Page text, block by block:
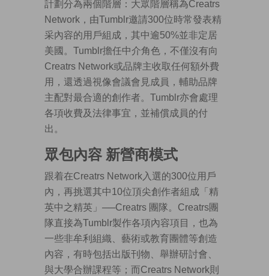
計劃分為兩個階層：大眾階層稱為Creatrs
Network，由Tumblr邀請300位時常發表精
采內容的用戶組成，其中逾50%並非定居
美國。Tumblr擔任中介角色，不僅沒有向
Creatrs Network或品牌主收取任何額外費
用，還透過視像會議會見成員，輔助品牌
主配對最合適的創作者。Tumblr亦會處理
各項收費及法律事宜，並補償成員的付
出。
眾包內容 新營商模式
跟着在Creatrs Network入選的300位用戶
內，再挑選其中10位頂尖創作者組成「精
英中之精英」──Creatrs 團隊。Creatrs團
隊直接為Tumblr製作各項內容項目，也為
一些非牟利組織、藝術或教育團體等創造
內容，有時包括出版刊物、舉辦研討會、
與大學合辦課程等；而Creatrs Network則